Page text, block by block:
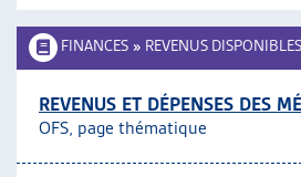
FINANCES » REVENUS DISPONIBLES
REVENUS ET DÉPENSES DES
OFS, page thématique